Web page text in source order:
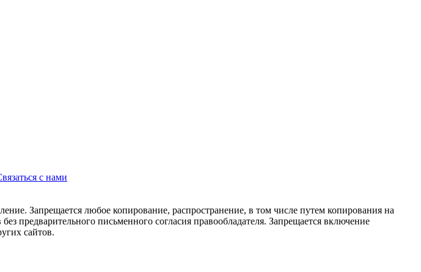
с нами
Запрещается любое копирование, распространение, в том числе путем копирования на
предварительного письменного согласия правообладателя. Запрещается включение
сайтов.